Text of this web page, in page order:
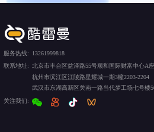
服务热线:
13261999818
联系地址: 北京市丰台区益泽路55号顺和国际财富中心A
杭州市滨江区江陵路星耀城一期3幢2203-2204
武汉市东湖高新区关南一路当代梦工场七号楼
关注我们: